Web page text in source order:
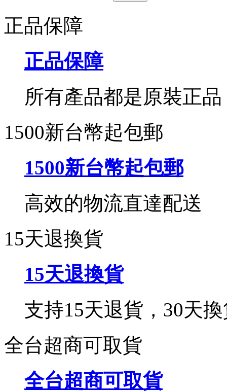
正品保障
正品保障
所有產品都是原裝正品
1500新台幣起包郵
1500新台幣起包郵
高效的物流直達配送
15天退換貨
15天退換貨
支持15天退貨，30天
全台超商可取貨
全台超商可取貨